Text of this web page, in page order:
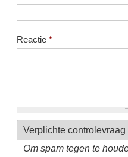
Reactie *
Verplichte controlevraag
Om spam tegen te